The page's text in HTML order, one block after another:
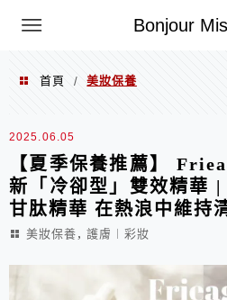
Bonjour
選單
首頁 / 美妝保養
美妝保養
2025.06.05
【夏季保養推薦】
新「冷卻型」雙效精華
甘肽精華 在熱浪中維持
美妝保養 , 護膚︱彩妝